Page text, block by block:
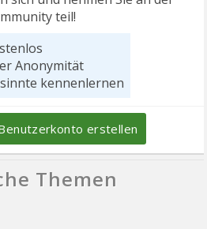
teil!
Anonymität
kennenlernen
erstellen
Themen